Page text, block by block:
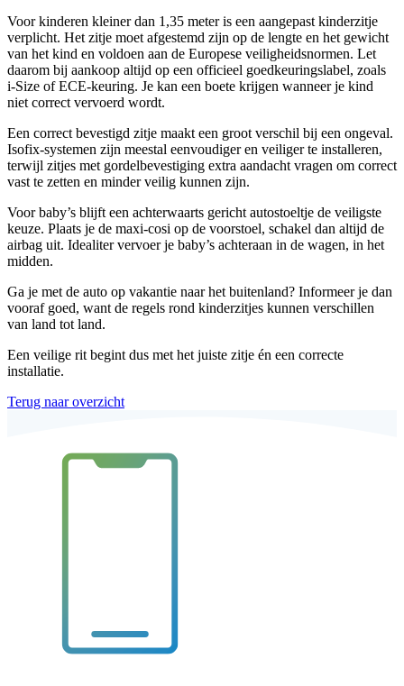
Voor kinderen kleiner dan 1,35 meter is een aangepast kinderzitje
verplicht. Het zitje moet afgestemd zijn op de lengte en het gewicht
van het kind en voldoen aan de Europese veiligheidsnormen. Let
daarom bij aankoop altijd op een officieel goedkeuringslabel, zoals
i-Size of ECE-keuring. Je kan een boete krijgen wanneer je kind
niet correct vervoerd wordt.
Een correct bevestigd zitje maakt een groot verschil bij een ongeval.
Isofix-systemen zijn meestal eenvoudiger en veiliger te installeren,
terwijl zitjes met gordelbevestiging extra aandacht vragen om correct
vast te zetten en minder veilig kunnen zijn.
Voor baby’s blijft een achterwaarts gericht autostoeltje de veiligste
keuze. Plaats je de maxi-cosi op de voorstoel, schakel dan altijd de
airbag uit. Idealiter vervoer je baby’s achteraan in de wagen, in het
midden.
Ga je met de auto op vakantie naar het buitenland? Informeer je dan
vooraf goed, want de regels rond kinderzitjes kunnen verschillen
van land tot land.
Een veilige rit begint dus met het juiste zitje én een correcte
installatie.
Terug naar overzicht